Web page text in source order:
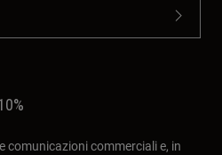
comunicazioni commerciali e, in